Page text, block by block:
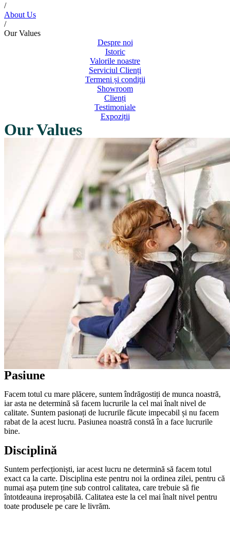
/
About Us
/
Our Values
Despre noi
Istoric
Valorile noastre
Serviciul Clienți
Termeni și condiții
Showroom
Clienți
Testimoniale
Expoziții
Our Values
Pasiune
Facem totul cu mare plăcere, suntem îndrăgostiți de munca noastră,
iar asta ne determină să facem lucrurile la cel mai înalt nivel de
calitate. Suntem pasionați de lucrurile făcute impecabil și nu facem
rabat de la acest lucru. Pasiunea noastră constă în a face lucrurile
bine.
Disciplină
Suntem perfecționiști, iar acest lucru ne determină să facem totul
exact ca la carte. Disciplina este pentru noi la ordinea zilei, pentru că
numai așa putem ține sub control calitatea, care trebuie să fie
întotdeauna ireproșabilă. Calitatea este la cel mai înalt nivel pentru
toate produsele pe care le livrăm.